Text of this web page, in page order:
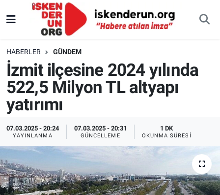
HABERLER GÜNDEM
İzmit ilçesine 2024 yılında
522,5 Milyon TL altyapı
yatırımı
07.03.2025 - 20:24
YAYINLANMA
07.03.2025 - 20:31
GÜNCELLEME
1 DK
OKUNMA SÜRESI